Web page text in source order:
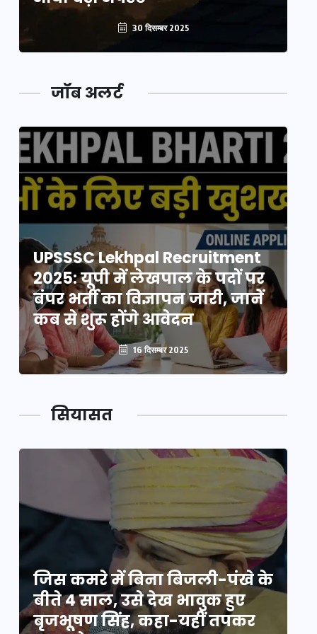
30 दिसम्बर 2025
जॉब अलर्ट
UPSSSC Lekhpal Recruitment
2025: यूपी में लेखपाल के पदों पर
बंपर भर्ती का विज्ञापन जारी, जानें
कब से शुरू होंगे आवेदन
16 दिसम्बर 2025
सियासत
जिस कमरे में बिना बिजली-पंखे के
बीते 4 साल, उसे देख भावुक हुए
बृजभूषण सिंह, कहा-यहीं तपकर